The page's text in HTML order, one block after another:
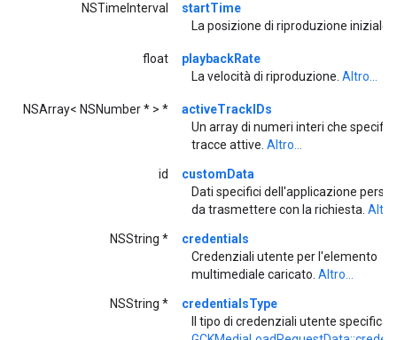
NSTimeInterval
startTime
La posizione di riproduzione iniziale.
float
playbackRate
La velocità di riproduzione. Altro...
NSArray< NSNumber * > *
activeTrackIDs
Un array di numeri interi che
tracce attive. Altro...
id
customData
Dati specifici dell'applicazione
da trasmettere con la richiesta.
NSString *
credentials
Credenziali utente per l'elemento
multimediale caricato. Altro...
NSString *
credentialsType
Il tipo di credenziali utente